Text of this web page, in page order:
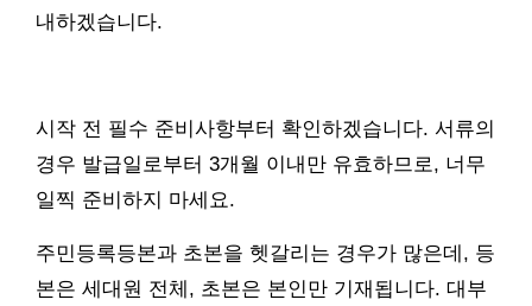
내하겠습니다.
시작 전 필수 준비사항부터 확인하겠습니다. 서류의
경우 발급일로부터 3개월 이내만 유효하므로, 너무
일찍 준비하지 마세요.
주민등록등본과 초본을 헷갈리는 경우가 많은데, 등
본은 세대원 전체, 초본은 본인만 기재됩니다. 대부